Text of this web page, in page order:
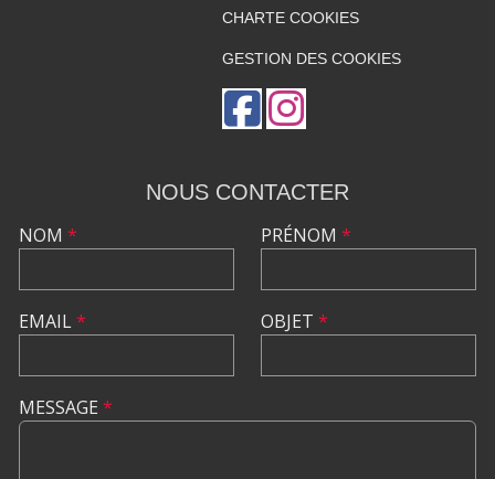
CHARTE COOKIES
GESTION DES COOKIES
NOUS CONTACTER
NOM *
EMAIL*
PRÉNOM *
OBJET *
MESSAGE *